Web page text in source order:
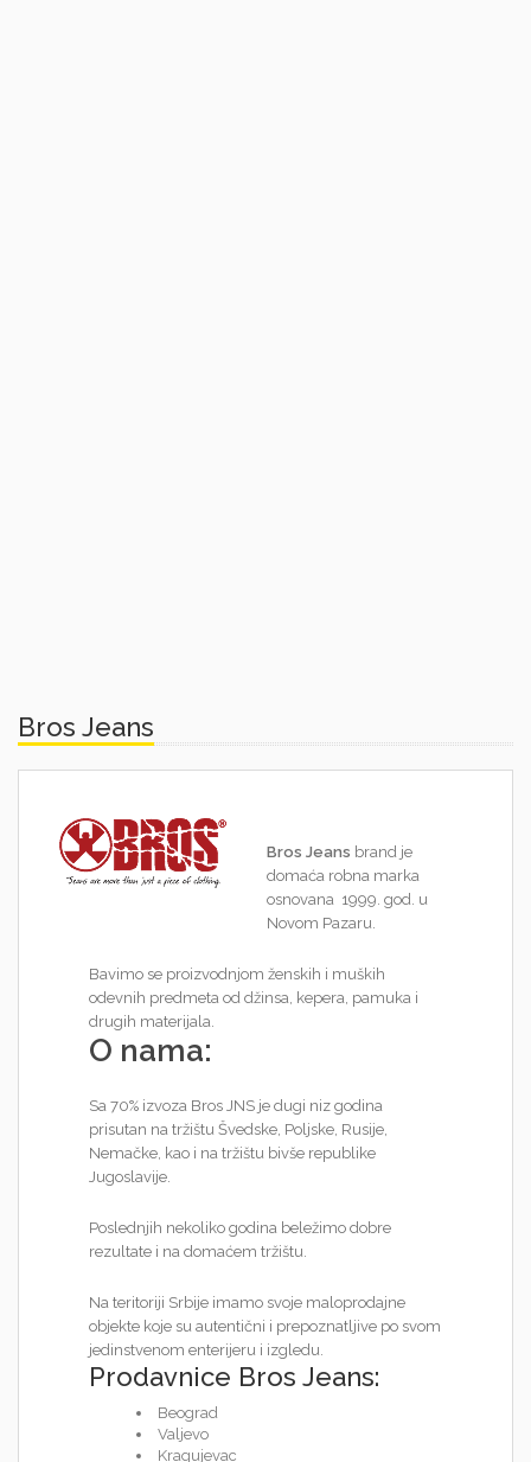
Bros Jeans
Bros Jeans brand je
domaća robna marka
osnovana 1999. god. u
Novom Pazaru.
Bavimo se proizvodnjom ženskih i muških
odevnih predmeta od džinsa, kepera, pamuka i
drugih materijala.
O nama:
Sa 70% izvoza Bros JNS je dugi niz godina
prisutan na tržištu Švedske, Poljske, Rusije,
Nemačke, kao i na tržištu bivše republike
Jugoslavije.
Poslednjih nekoliko godina beležimo dobre
rezultate i na domaćem tržištu.
Na teritoriji Srbije imamo svoje maloprodajne
objekte koje su autentični i prepoznatljive po svom
jedinstvenom enterijeru i izgledu.
Prodavnice Bros Jeans:
Beograd
Valjevo
Kragujevac